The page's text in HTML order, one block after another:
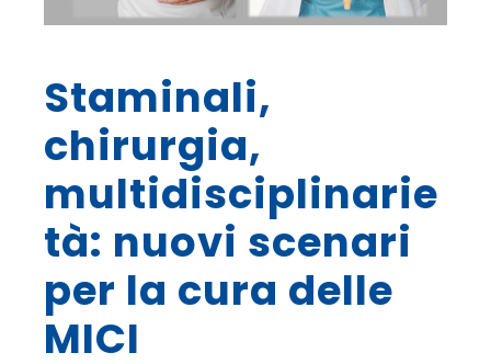
Staminali,
chirurgia,
multidisciplinarie
tà: nuovi scenari
per la cura delle
MICI